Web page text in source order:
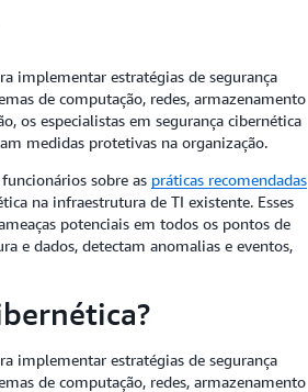
implementar estratégias de segurança
de computação, redes, armazenamento
os especialistas em segurança cibernética
medidas protetivas na organização.
sobre as práticas recomendadas
na infraestrutura de TI existente. Esses
potenciais em todos os pontos de
e dados, detectam anomalias e eventos,
implementar estratégias de segurança
de computação, redes, armazenamento